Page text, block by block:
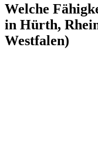
Welche
in Hürth,
Westfalen)